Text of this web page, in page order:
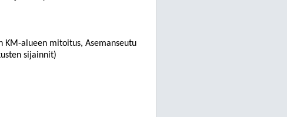
KM-alueen mitoitus, Asemanseutu
sijainnit)